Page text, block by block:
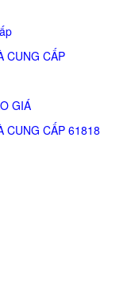
CUNG CẤP
GIÁ
CUNG CẤP 61818